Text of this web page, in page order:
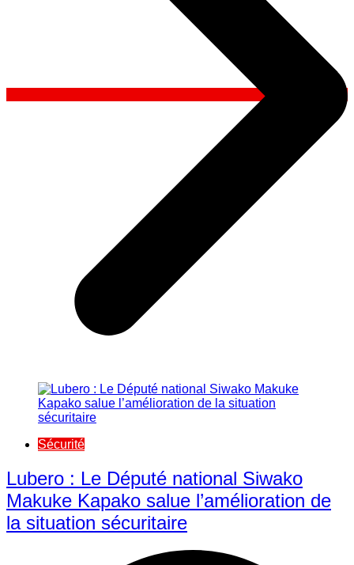
Sécurité
Lubero : Le Député national Siwako
Makuke Kapako salue l’amélioration de
la situation sécuritaire